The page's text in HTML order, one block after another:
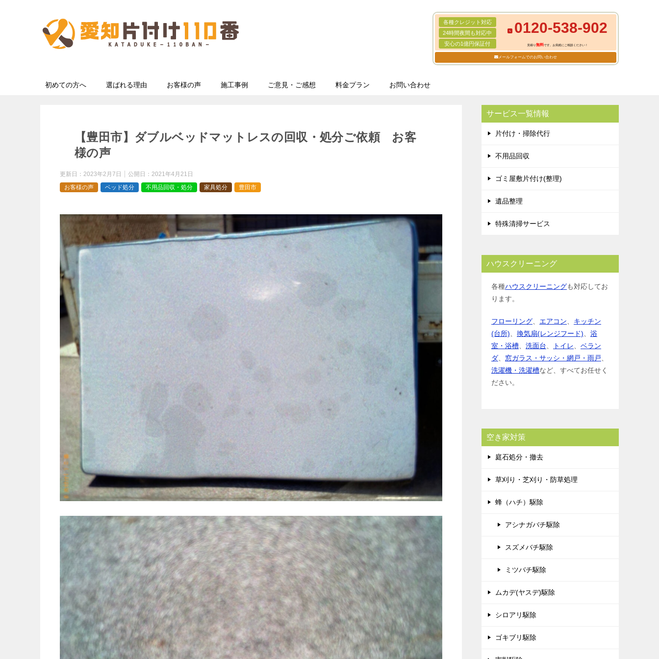
各種クレジット対応
24時間夜間も対応中
安心の1億円保証付
0120-538-902
見積り無料です。お気軽にご相談ください！
メールフォームでのお問い合わせ
初めての方へ 選ばれる理由 お客様の声 施工事例 ご意見・ご感想 料金プラン お問い合わせ
【豊田市】ダブルベッドマットレスの回収・処分ご依頼 お客
様の声
更新日： 2023年2月7日 公開日： 2021年4月21日
お客様の声
ベッド処分 不用品回収・処分 家具処分 豊田市
サービス一覧情報
片付け・掃除代行
不用品回収
ゴミ屋敷片付け(整理)
遺品整理
特殊清掃サービス
ハウスクリーニング
各種ハウスクリーニングも対応してお
ります。
フローリング エアコン
キッチン
(台所)
換気扇(レンジフード)
浴
室・浴槽
洗面台 トイレ
ベラン
ダ
窓ガラス・サッシ・網戸・雨戸
洗濯機・洗濯槽など、すべてお任せく
ださい。
空き家対策
庭石処分・撤去
草刈り・芝刈り・防草処理
蜂（ハチ）駆除
アシナガバチ駆除
スズメバチ駆除
ミツバチ駆除
ムカデ(ヤスデ)駆除
シロアリ駆除
ゴキブリ駆除